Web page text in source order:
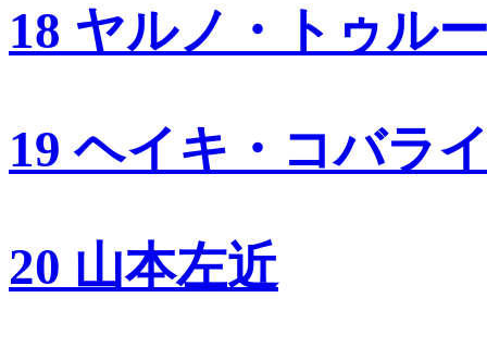
18 ヤルノ・トゥル
19 ヘイキ・コバラ
20 山本左近